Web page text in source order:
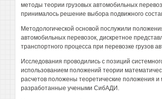
методы теории грузовых автомобильных
принималось решение выбора подвижного
Методологической основой послужили
автомобильных перевозок, дискретное
транспортного процесса при перевозке грузов
Исследования проводились с позиций
использованием положений теории
расчетов положены теоретические положения
разработанные учеными СибАДИ.